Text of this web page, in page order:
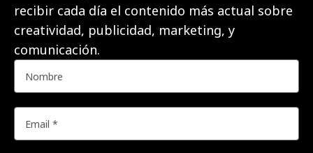
recibir cada día el contenido más actual sobre
creatividad, publicidad, marketing, y
comunicación.